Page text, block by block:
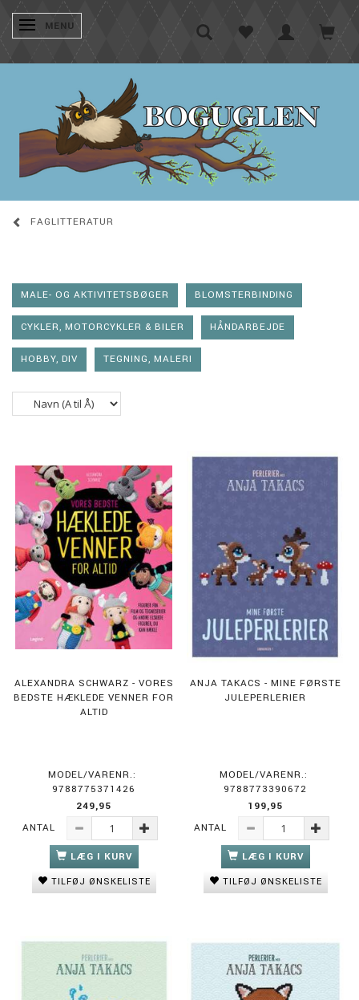
SKIFTE NAVIGATION
MENU
FAGLITTERATUR
MALE- OG AKTIVITETSBØGER BLOMSTERBINDING
CYKLER, MOTORCYKLER & BILER HÅNDARBEJDE
HOBBY, DIV TEGNING, MALERI
ALEXANDRA SCHWARZ - VORES
BEDSTE HÆKLEDE VENNER FOR
ALTID
MODEL/VARENR.:
9788775371426
249,95
ANTAL
LÆG I KURV
TILFØJ ØNSKELISTE
ANJA TAKACS - MINE FØRSTE
JULEPERLERIER
MODEL/VARENR.:
9788773390672
199,95
ANTAL
LÆG I KURV
TILFØJ ØNSKELISTE